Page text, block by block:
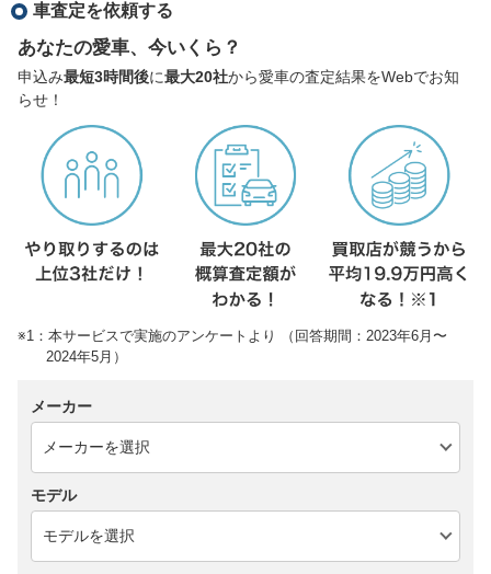
車査定を依頼する
あなたの愛車、今いくら？
申込み最短3時間後に最大20社から愛車の査定結果をWebでお知
らせ！
※1：本サービスで実施のアンケートより （回答期間：2023年6月〜
2024年5月）
メーカー
モデル